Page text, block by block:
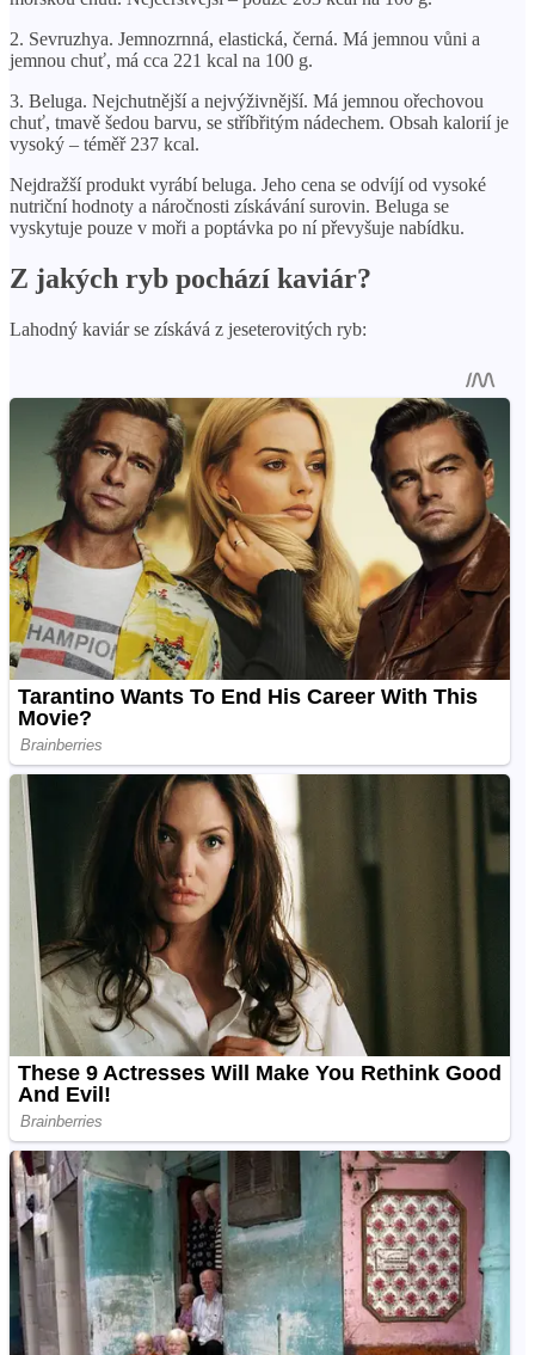
2. Sevruzhya. Jemnozrnná, elastická, černá. Má jemnou vůni a
jemnou chuť, má cca 221 kcal na 100 g.
3. Beluga. Nejchutnější a nejvýživnější. Má jemnou ořechovou
chuť, tmavě šedou barvu, se stříbřitým nádechem. Obsah kalorií je
vysoký – téměř 237 kcal.
Nejdražší produkt vyrábí beluga. Jeho cena se odvíjí od vysoké
nutriční hodnoty a náročnosti získávání surovin. Beluga se
vyskytuje pouze v moři a poptávka po ní převyšuje nabídku.
Z jakých ryb pochází kaviár?
Lahodný kaviár se získává z jeseterovitých ryb: